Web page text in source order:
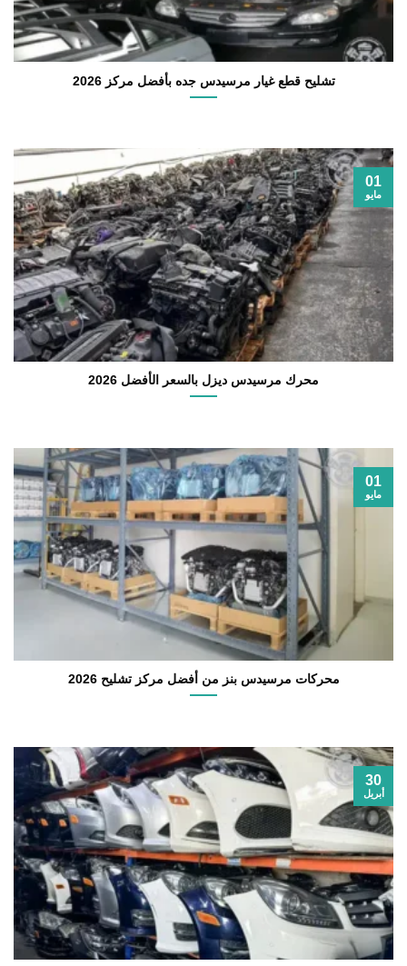
تشليح قطع غيار مرسيدس جده بأفضل مركز 2026
محرك مرسيدس ديزل بالسعر الأفضل 2026
01
مايو
محركات مرسيدس بنز من أفضل مركز تشليح 2026
01
مايو
30
أبريل